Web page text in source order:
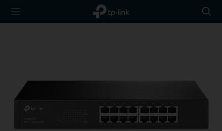
TP-Link,
Reliably
icon